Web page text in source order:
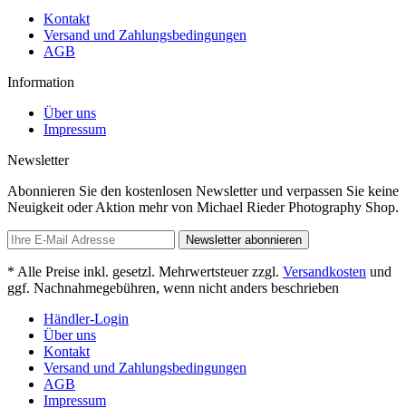
Kontakt
Versand und Zahlungsbedingungen
AGB
Information
Über uns
Impressum
Newsletter
Abonnieren Sie den kostenlosen Newsletter und verpassen Sie keine
Neuigkeit oder Aktion mehr von Michael Rieder Photography Shop.
Newsletter abonnieren
* Alle Preise inkl. gesetzl. Mehrwertsteuer zzgl. Versandkosten und
ggf. Nachnahmegebühren, wenn nicht anders beschrieben
Händler-Login
Über uns
Kontakt
Versand und Zahlungsbedingungen
AGB
Impressum